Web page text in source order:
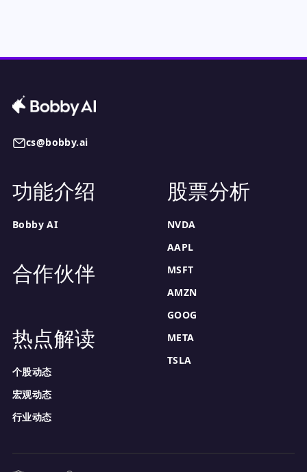
cs@bobby.ai
功能介绍
Bobby AI
合作伙伴
热点解读
个股动态
宏观动态
行业动态
股票分析
NVDA
AAPL
MSFT
AMZN
GOOG
META
TSLA